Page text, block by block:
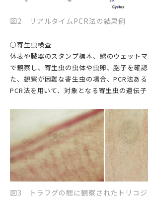
図2 リアルタイムPCR法の結果例
○寄生虫検査
体表や臓器のスタンプ標本、鰓のウェット
で観察し、寄生虫の虫体や虫卵、胞子を確
た、観察が困難な寄生虫の場合、PCR法あ
PCR法を用いて、対象となる寄生虫の遺伝子
図3 トラフグの鰓に観察されたトリコジ